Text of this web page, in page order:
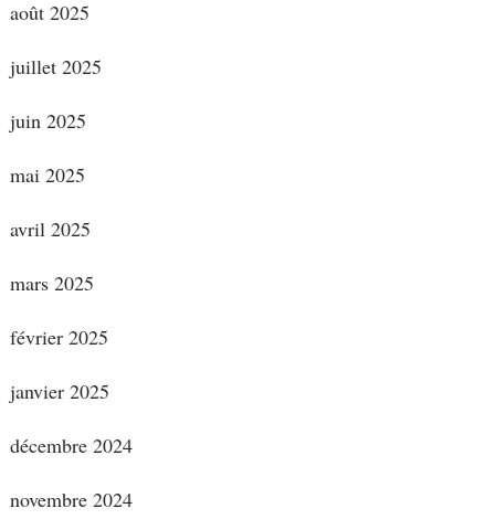
août 2025
juillet 2025
juin 2025
mai 2025
avril 2025
mars 2025
février 2025
janvier 2025
décembre 2024
novembre 2024